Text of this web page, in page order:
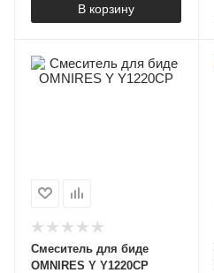
В корзину
Смеситель для биде
OMNIRES Y Y1220CP